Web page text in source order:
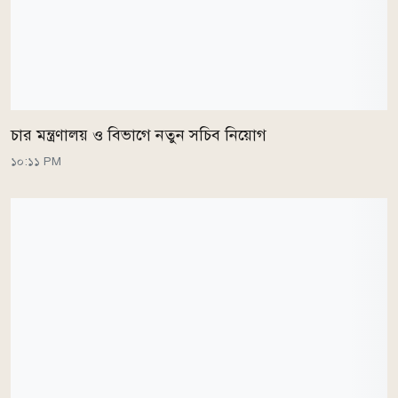
চার মন্ত্রণালয় ও বিভাগে নতুন সচিব নিয়োগ
১০:১১ PM